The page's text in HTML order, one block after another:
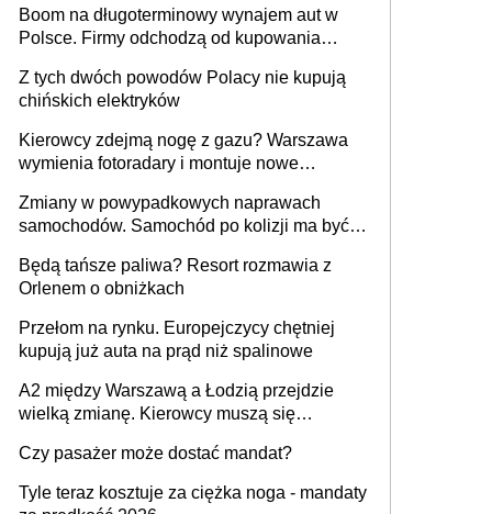
Boom na długoterminowy wynajem aut w
Polsce. Firmy odchodzą od kupowania
Z tych dwóch powodów Polacy nie kupują
chińskich elektryków
Kierowcy zdejmą nogę z gazu? Warszawa
wymienia fotoradary i montuje nowe
Zmiany w powypadkowych naprawach
samochodów. Samochód po kolizji ma być
technologią producenta
Będą tańsze paliwa? Resort rozmawia z
Orlenem o obniżkach
Przełom na rynku. Europejczycy chętniej
kupują już auta na prąd niż spalinowe
A2 między Warszawą a Łodzią przejdzie
wielką zmianę. Kierowcy muszą się
Czy pasażer może dostać mandat?
Tyle teraz kosztuje za ciężka noga - mandaty